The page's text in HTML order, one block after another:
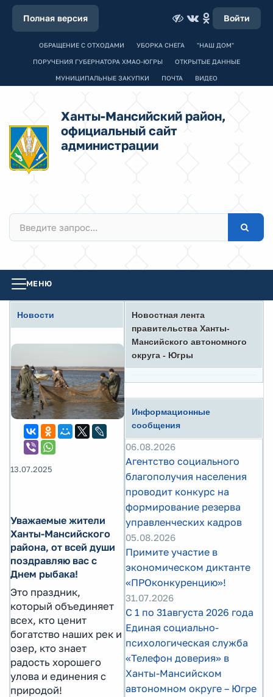
Полная версия Войти
ОБРАЩЕНИЕ С ОТХОДАМИ УБОРКА СНЕГА "НАШ ДОМ"
ПОРУЧЕНИЯ ГУБЕРНАТОРА ХМАО-ЮГРЫ ОТКРЫТЫЕ ДАННЫЕ
МУНИЦИПАЛЬНЫЕ ЗАКУПКИ ПОЧТА ВИДЕО
Ханты-Мансийский район,
официальный сайт
администрации
МЕНЮ
Новости
13.07.2025
Уважаемые жители
Ханты-Мансийского
района, от всей души
поздравляю вас с
Днем рыбака!
Это праздник,
который объединяет
всех, кто ценит
богатство наших рек и
озер, кто знает
радость хорошего
улова и единения с
природой!
Новостная лента
правительства Ханты-
Мансийского автономного
округа - Югры
Информационные
сообщения
06.08.2026
Агентство социального
благополучия населения
проводит конкурс на
формирование резерва
управленческих кадров
05.08.2026
Примите участие в
экономическом диктанте
«ПРОконкуренцию»!
31.07.2026
С 1 по 31августа 2026 года
Единая социально-
психологическая служба
«Телефон доверия» в
Ханты-Мансийском
автономном округе – Югре